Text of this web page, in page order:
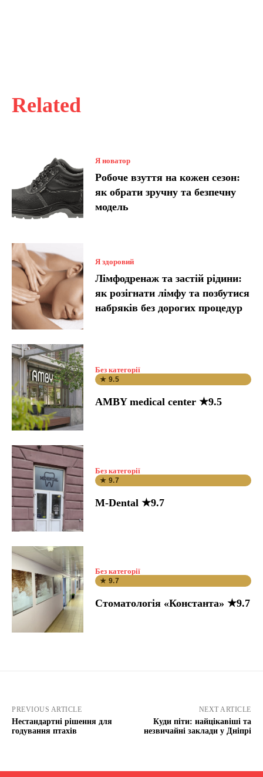
Related
Я новатор
Робоче взуття на кожен сезон:
як обрати зручну та безпечну
модель
Я здоровий
Лімфодренаж та застій рідини:
як розігнати лімфу та позбутися
набряків без дорогих процедур
Без категорії
★ 9.5
AMBY medical center ★9.5
Без категорії
★ 9.7
M-Dental ★9.7
Без категорії
★ 9.7
Стоматологія «Константа» ★9.7
PREVIOUS ARTICLE
Нестандартні рішення для
годування птахів
NEXT ARTICLE
Куди піти: найцікавіші та
незвичайні заклади у Дніпрі